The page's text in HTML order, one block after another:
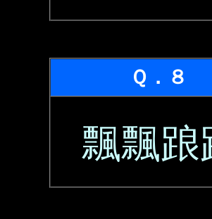
Ｑ．８
飄飄踉